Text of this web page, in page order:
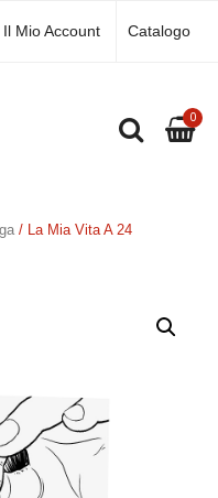
Il Mio Account Catalogo
0
/ La Mia Vita A 24